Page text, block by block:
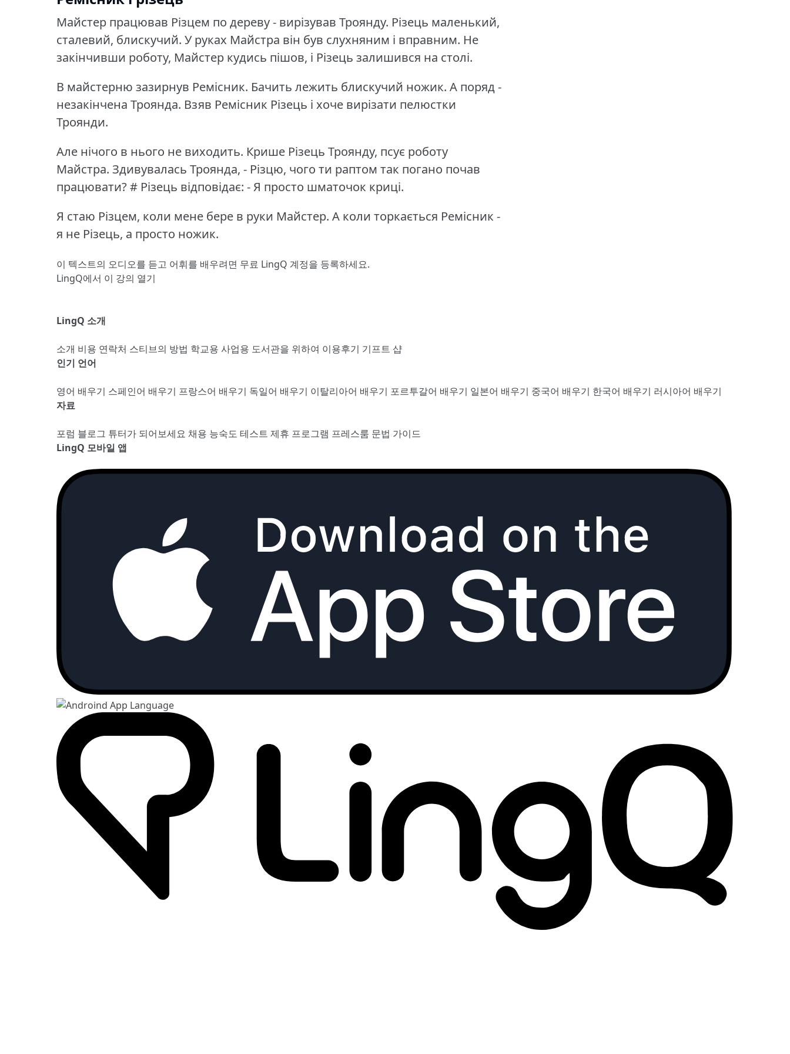
Майстер працював Різцем по дереву - вирізував Троянду. Різець маленький,
сталевий, блискучий. У руках Майстра він був слухняним і вправним. Не
закінчивши роботу, Майстер кудись пішов, і Різець залишився на столі.
В майстерню зазирнув Ремісник. Бачить лежить блискучий ножик. А поряд -
незакінчена Троянда. Взяв Ремісник Різець і хоче вирізати пелюстки
Троянди.
Але нічого в нього не виходить. Крише Різець Троянду, псує роботу
Майстра. Здивувалась Троянда, - Різцю, чого ти раптом так погано почав
працювати?# Різець відповідає: - Я просто шматочок криці.
Я стаю Різцем, коли мене бере в руки Майстер. А коли торкається Ремісник -
я не Різець, а просто ножик.
이 텍스트의 오디오를 듣고 어휘를 배우려면 무료 LingQ 계정을 등록하세요.
LingQ에서 이 강의 열기
LingQ 소개
소개 비용 연락처 스티브의 방법 학교용 사업용 도서관을 위하여 이용후기 기프트 샵
인기 언어
영어 배우기 스페인어 배우기 프랑스어 배우기 독일어 배우기 이탈리아어 배우기 포르투갈어 배우기 일본어 배우기 중국어 배우기 한국어 배우기 러시아어 배우기
자료
포럼 블로그 튜터가 되어보세요 채용 능숙도 테스트 제휴 프로그램 프레스룸 문법 가이드
LingQ 모바일 앱